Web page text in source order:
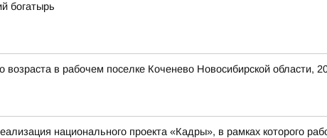
богатырь
в рабочем поселке Коченево Новосибирской области,
национального проекта «Кадры», в рамках которого